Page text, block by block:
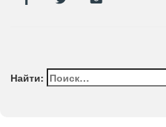
Найти: